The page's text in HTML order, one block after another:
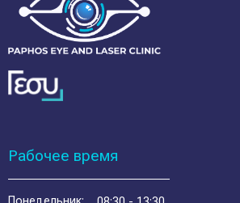
Рабочее время